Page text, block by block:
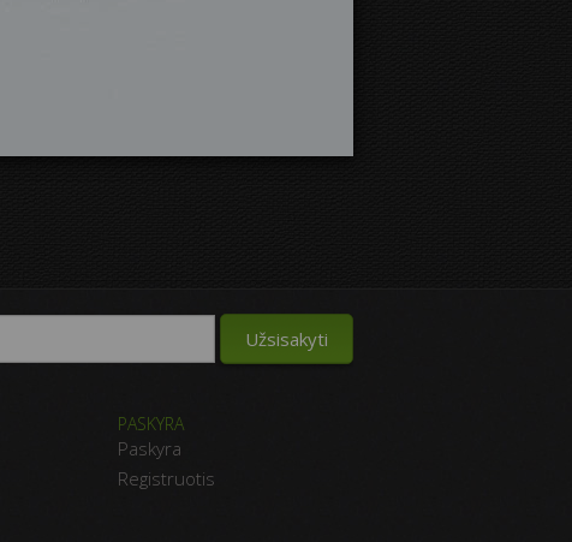
PASKYRA
Paskyra
Registruotis